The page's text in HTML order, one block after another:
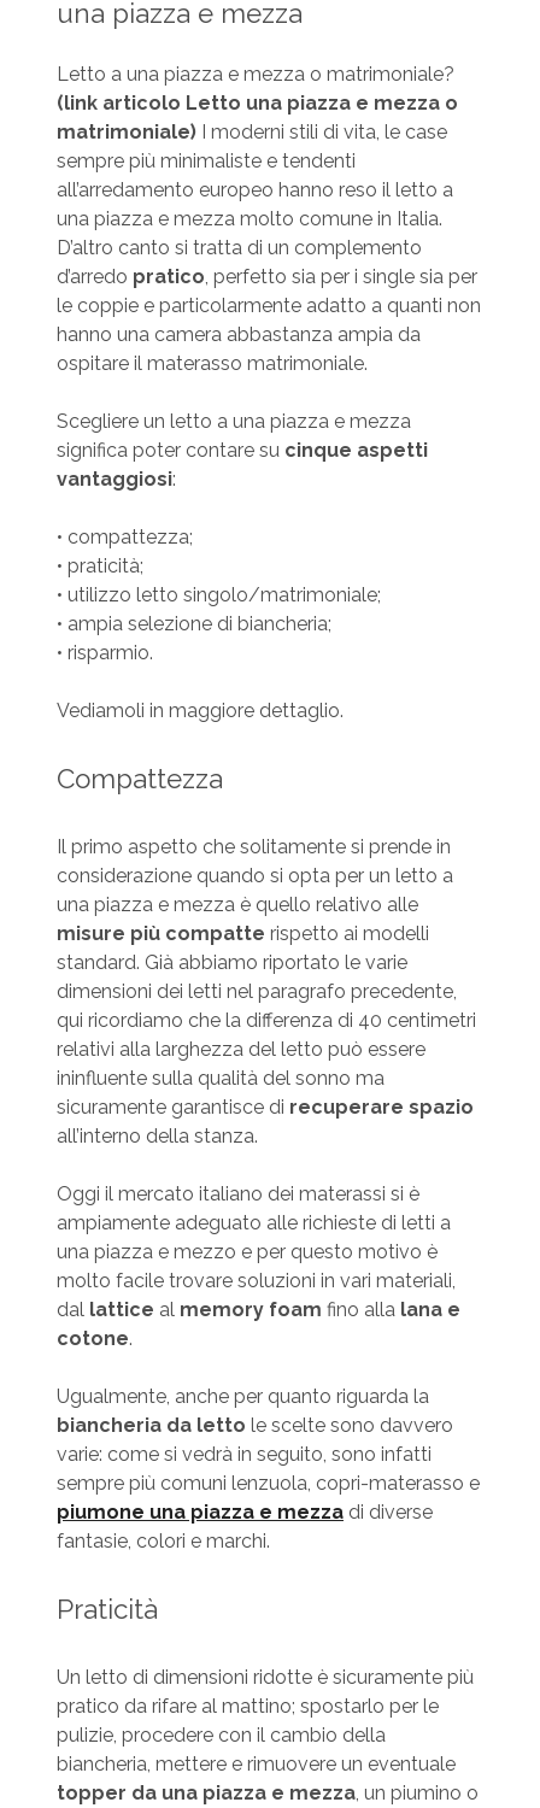
una piazza e mezza
Letto a una piazza e mezza o matrimoniale?
(link articolo Letto una piazza e mezza o
matrimoniale)I moderni stili di vita, le case
sempre più minimaliste e tendenti
all’arredamento europeo hanno reso il letto a
una piazza e mezza molto comune in Italia.
D’altro canto si tratta di un complemento
d’arredo pratico, perfetto sia per i single sia per
le coppie e particolarmente adatto a quanti non
hanno una camera abbastanza ampia da
ospitare il materasso matrimoniale.
Scegliere un letto a una piazza e mezza
significa poter contare su cinque aspetti
vantaggiosi:
• compattezza;
• praticità;
• utilizzo letto singolo/matrimoniale;
• ampia selezione di biancheria;
• risparmio.
Vediamoli in maggiore dettaglio.
Compattezza
Il primo aspetto che solitamente si prende in
considerazione quando si opta per un letto a
una piazza e mezza è quello relativo alle
misure più compatte rispetto ai modelli
standard. Già abbiamo riportato le varie
dimensioni dei letti nel paragrafo precedente,
qui ricordiamo che la differenza di 40 centimetri
relativi alla larghezza del letto può essere
ininfluente sulla qualità del sonno ma
sicuramente garantisce di recuperare spazio
all’interno della stanza.
Oggi il mercato italiano dei materassi si è
ampiamente adeguato alle richieste di letti a
una piazza e mezzo e per questo motivo è
molto facile trovare soluzioni in vari materiali,
dal lattice al memory foam fino alla lana e
cotone.
Ugualmente, anche per quanto riguarda la
biancheria da letto le scelte sono davvero
varie: come si vedrà in seguito, sono infatti
sempre più comuni lenzuola, copri-materasso e
piumone una piazza e mezzadi diverse
fantasie, colori e marchi.
Praticità
Un letto di dimensioni ridotte è sicuramente più
pratico da rifare al mattino; spostarlo per le
pulizie, procedere con il cambio della
biancheria, mettere e rimuovere un eventuale
topper da una piazza e mezza, un piumino o